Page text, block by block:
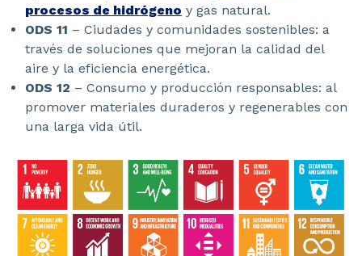
procesos de hidrógeno y gas natural.
ODS 11 – Ciudades y comunidades sostenibles: a
través de soluciones que mejoran la calidad del
aire y la eficiencia energética.
ODS 12 – Consumo y producción responsables: al
promover materiales duraderos y regenerables con
una larga vida útil.